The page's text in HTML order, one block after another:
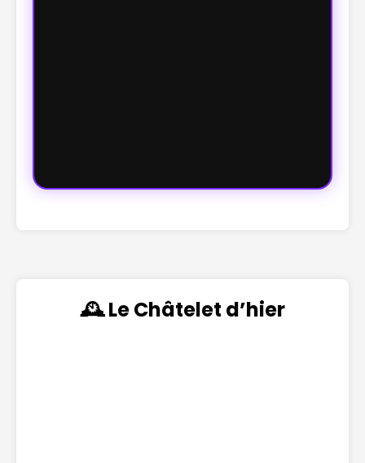
🕰️ Le Châtelet d’hier